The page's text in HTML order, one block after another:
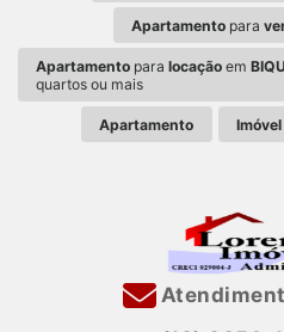
Apartamento para
Apartamento paralocação em
quartos ou mais
Apartamento Imóvel